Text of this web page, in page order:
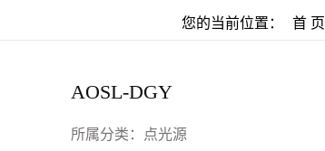
您的当前位置： 首 页
AOSL-DGY
所属分类：
点光源